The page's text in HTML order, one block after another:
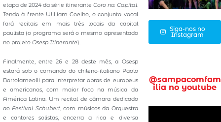
etapa de 2024 da série itineranteCoro na Capital.
Tendo à frente William Coelho, o conjunto vocal
fará recitais em mais três locais da capital
paulista (o programa será o mesmo apresentado
no projeto Osesp Itinerante).
Finalmente, entre 26 e 28 deste mês, a Osesp
estará sob o comando do chileno-italiano Paolo
Bortolameolli para interpretar obras de europeus
e americanos, com maior foco na música da
América Latina. Um recital de câmara dedicado
aoFestival Schubert, com músicos da Orquestra
e cantores solistas, encerra a rica e diversa
Siga-nos no
Instagram
@sampacomfam
ilia no youtube